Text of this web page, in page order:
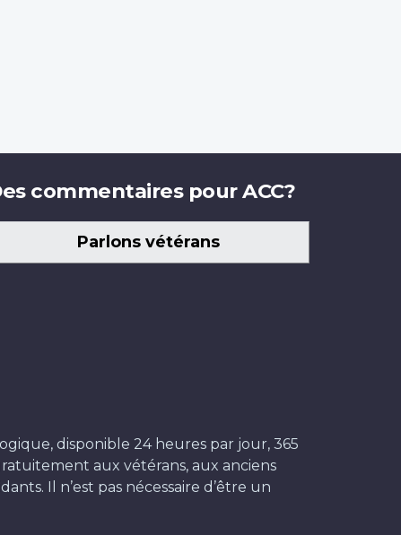
commentaires pour ACC?
Parlons vétérans
disponible 24 heures par jour, 365
aux vétérans, aux anciens
Il n’est pas nécessaire d’être un